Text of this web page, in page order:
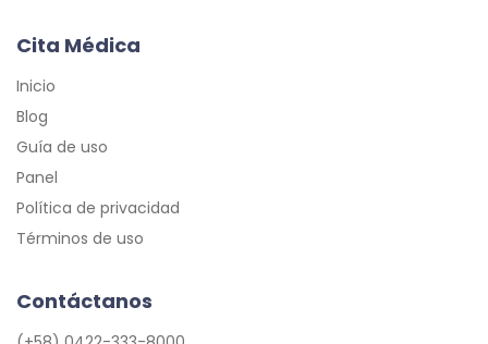
Cita Médica
Inicio
Blog
Guía de uso
Panel
Política de privacidad
Términos de uso
Contáctanos